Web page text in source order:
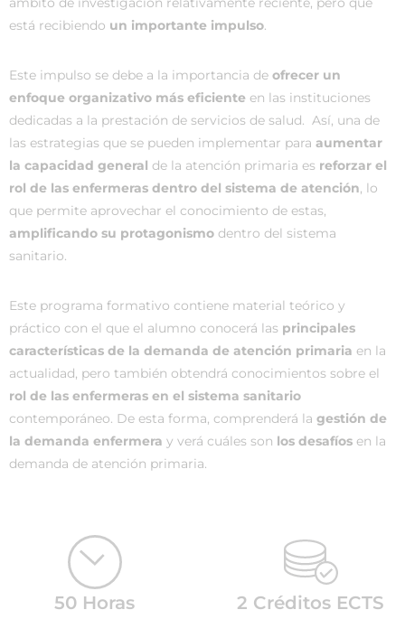
está recibiendo un importante impulso.
Este impulso se debe a la importancia de ofrecer un
enfoque organizativo más eficiente en las instituciones
dedicadas a la prestación de servicios de salud. Así, una de
las estrategias que se pueden implementar para aumentar
la capacidad general de la atención primaria es reforzar el
rol de las enfermeras dentro del sistema de atención, lo
que permite aprovechar el conocimiento de estas,
amplificando su protagonismo dentro del sistema
sanitario.
Este programa formativo contiene material teórico y
práctico con el que el alumno conocerá las principales
características de la demanda de atención primaria en la
actualidad, pero también obtendrá conocimientos sobre el
rol de las enfermeras en el sistema sanitario
contemporáneo. De esta forma, comprenderá la gestión de
la demanda enfermera y verá cuáles son los desafíos en la
demanda de atención primaria.
50 Horas 2 Créditos ECTS